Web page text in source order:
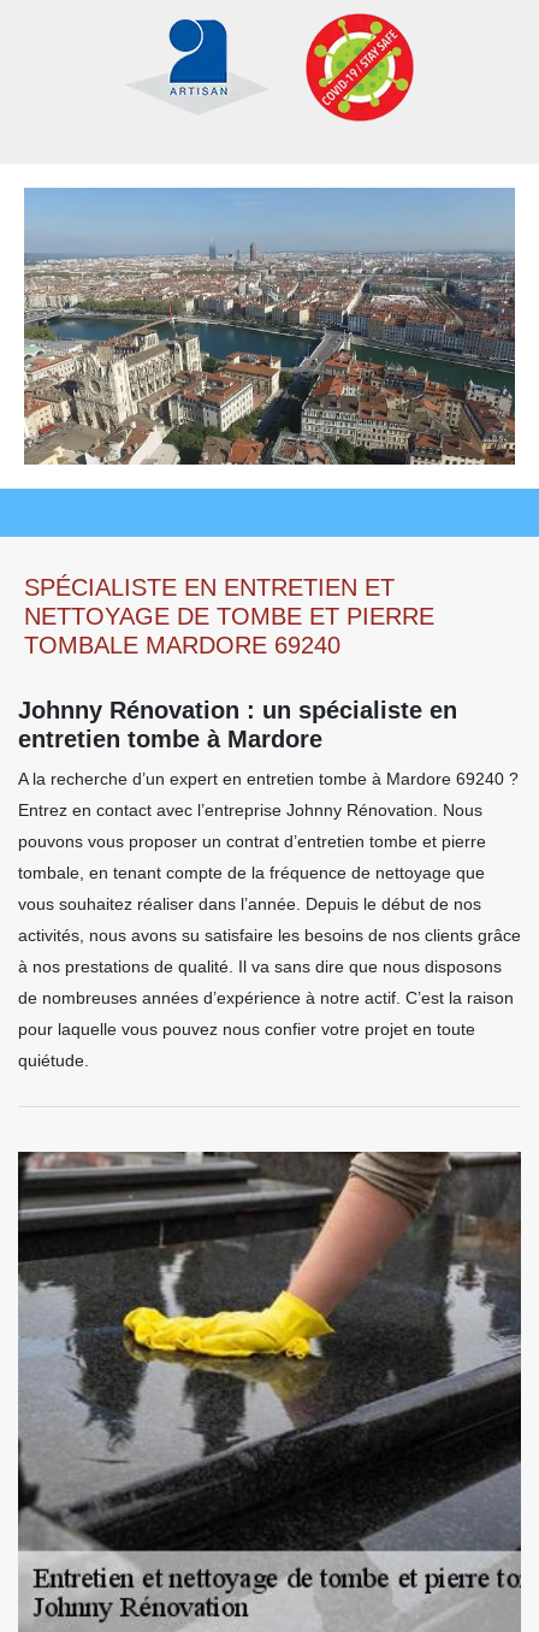
SPÉCIALISTE EN ENTRETIEN ET
NETTOYAGE DE TOMBE ET PIERRE
TOMBALE MARDORE 69240
Johnny Rénovation : un spécialiste en
entretien tombe à Mardore
A la recherche d’un expert en entretien tombe à Mardore 69240 ?
Entrez en contact avec l’entreprise Johnny Rénovation. Nous
pouvons vous proposer un contrat d’entretien tombe et pierre
tombale, en tenant compte de la fréquence de nettoyage que
vous souhaitez réaliser dans l’année. Depuis le début de nos
activités, nous avons su satisfaire les besoins de nos clients grâce
à nos prestations de qualité. Il va sans dire que nous disposons
de nombreuses années d’expérience à notre actif. C’est la raison
pour laquelle vous pouvez nous confier votre projet en toute
quiétude.